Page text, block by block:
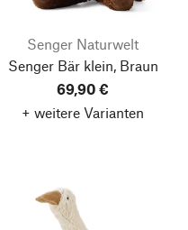
Senger Naturwelt
Senger Bär klein, Braun
69,90 €
+ weitere Varianten